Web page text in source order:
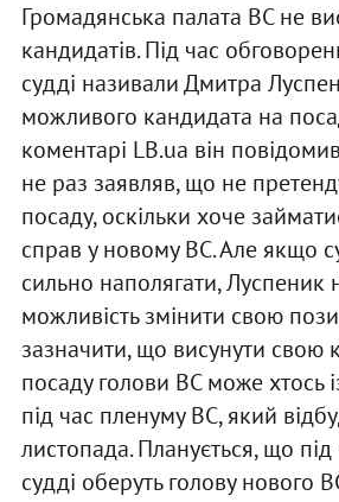
Громадянська палата ВС не
кандидатів. Під час
судді називали Дмитра
можливого кандидата на
коментарі LB.ua він
не раз заявляв, що не
посаду, оскільки хоче
справ у новому ВС. Але якщо
сильно наполягати, Луспеник
можливість змінити свою
зазначити, що висунути свою
посаду голови ВС може хтось
під час пленуму ВС, який
листопада. Планується, що під
судді оберуть голову нового